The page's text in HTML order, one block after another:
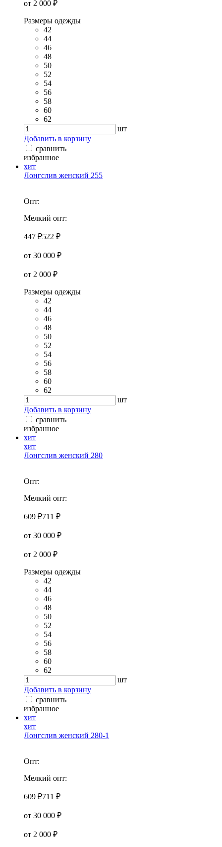
от 2 000 ₽
Размеры одежды
42
44
46
48
50
52
54
56
58
60
62
шт
Добавить в корзину
сравнить
избранное
хит
Лонгслив женский 255
Опт:
Мелкий опт:
447 ₽522 ₽
от 30 000 ₽
от 2 000 ₽
Размеры одежды
42
44
46
48
50
52
54
56
58
60
62
шт
Добавить в корзину
сравнить
избранное
хит
хит
Лонгслив женский 280
Опт:
Мелкий опт:
609 ₽711 ₽
от 30 000 ₽
от 2 000 ₽
Размеры одежды
42
44
46
48
50
52
54
56
58
60
62
шт
Добавить в корзину
сравнить
избранное
хит
хит
Лонгслив женский 280-1
Опт:
Мелкий опт:
609 ₽711 ₽
от 30 000 ₽
от 2 000 ₽